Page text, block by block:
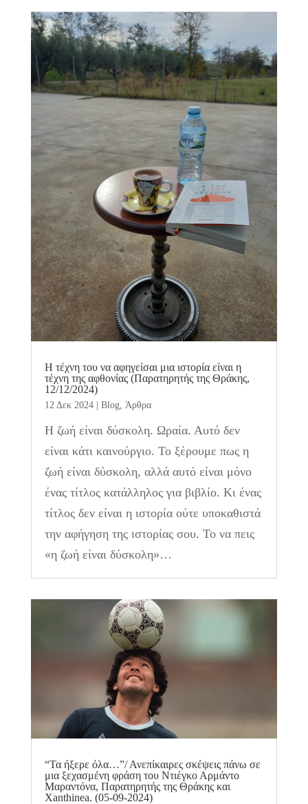
Η τέχνη του να αφηγείσαι μια ιστορία είναι η
τέχνη της αφθονίας (Παρατηρητής της Θράκης,
12/12/2024)
12 Δεκ 2024| Blog, Άρθρα
Η ζωή είναι δύσκολη. Ωραία. Αυτό δεν
είναι κάτι καινούργιο. Το ξέρουμε πως η
ζωή είναι δύσκολη, αλλά αυτό είναι μόνο
ένας τίτλος κατάλληλος για βιβλίο. Κι ένας
τίτλος δεν είναι η ιστορία ούτε υποκαθιστά
την αφήγηση της ιστορίας σου. Το να πεις
«η ζωή είναι δύσκολη»…
“Τα ήξερε όλα…”/ Ανεπίκαιρες σκέψεις πάνω σε
μια ξεχασμένη φράση του Ντιέγκο Αρμάντο
Μαραντόνα, Παρατηρητής της Θράκης και
Xanthinea. (05-09-2024)